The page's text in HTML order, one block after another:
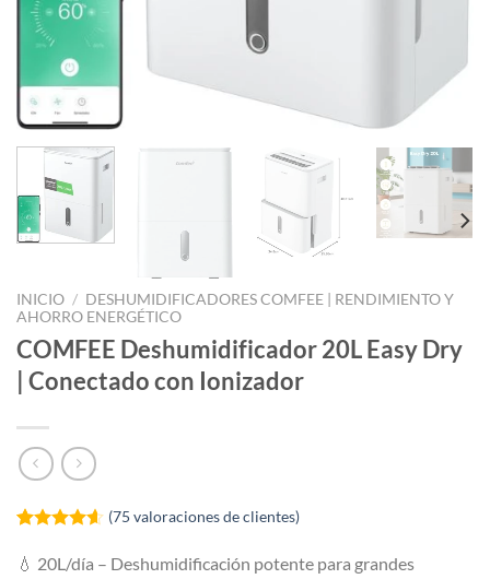
INICIO / DESHUMIDIFICADORES COMFEE | RENDIMIENTO Y
AHORRO ENERGÉTICO
COMFEE Deshumidificador 20L Easy Dry
| Conectado con Ionizador
con4.55
(75 valoraciones de clientes)
💧 20L/día – Deshumidificación potente para grandes